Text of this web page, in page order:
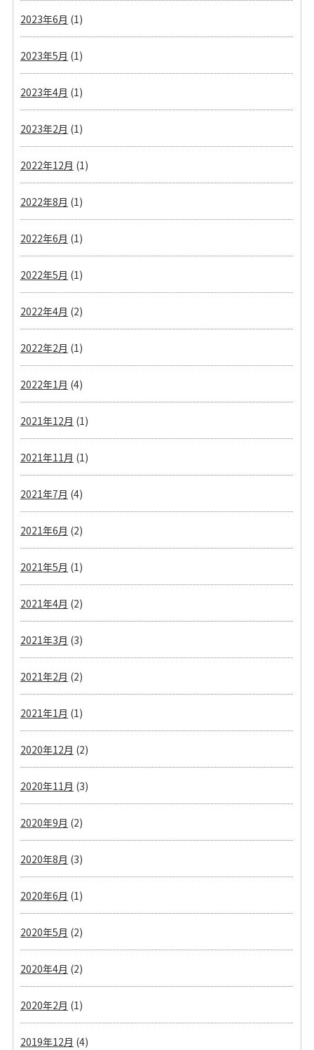
2023年6月 (1)
2023年5月 (1)
2023年4月 (1)
2023年2月 (1)
2022年12月 (1)
2022年8月 (1)
2022年6月 (1)
2022年5月 (1)
2022年4月 (2)
2022年2月 (1)
2022年1月 (4)
2021年12月 (1)
2021年11月 (1)
2021年7月 (4)
2021年6月 (2)
2021年5月 (1)
2021年4月 (2)
2021年3月 (3)
2021年2月 (2)
2021年1月 (1)
2020年12月 (2)
2020年11月 (3)
2020年9月 (2)
2020年8月 (3)
2020年6月 (1)
2020年5月 (2)
2020年4月 (2)
2020年2月 (1)
2019年12月 (4)